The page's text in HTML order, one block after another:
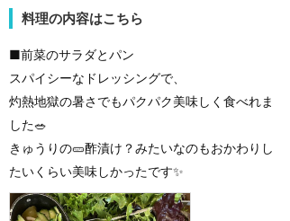
料理の内容はこちら
■前菜のサラダとパン
スパイシーなドレッシングで、
灼熱地獄の暑さでもパクパク美味しく食べれま
した🥗
きゅうりの🥒酢漬け？みたいなのもおかわりし
たいくらい美味しかったです✨